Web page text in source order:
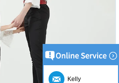
Kelly